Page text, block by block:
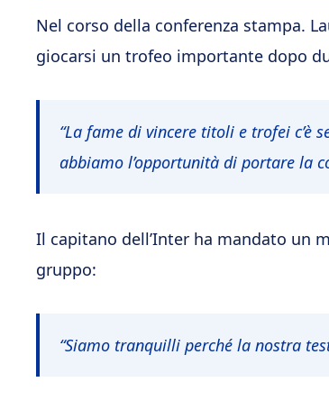
Nel corso della conferenza stampa.
giocarsi un trofeo importante dopo
“La fame di vincere titoli e trofei c’è
abbiamo l’opportunità di portare la
Il capitano dell’Inter ha mandato un
gruppo:
“Siamo tranquilli perché la nostra